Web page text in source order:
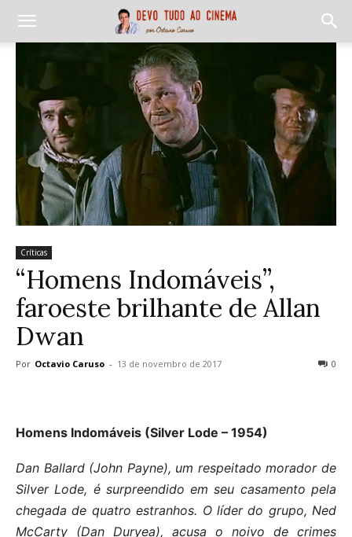
Críticas
“Homens Indomáveis”,
faroeste brilhante de Allan
Dwan
Por Octavio Caruso - 13 de novembro de 2017 0
Homens Indomáveis (Silver Lode – 1954)
Dan Ballard (John Payne), um respeitado morador de
Silver Lode, é surpreendido em seu casamento pela
chegada de quatro estranhos. O líder do grupo, Ned
McCarty (Dan Duryea), acusa o noivo de crimes